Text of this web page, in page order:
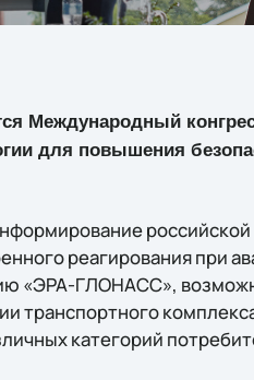
Международный
для повышения
реагирования при
«ЭРА-ГЛОНАСС»,
транспортного
категорий